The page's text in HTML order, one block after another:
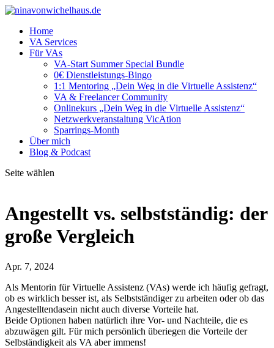
Home
VA Services
Für VAs
VA-Start Summer Special Bundle
0€ Dienstleistungs-Bingo
1:1 Mentoring „Dein Weg in die Virtuelle Assistenz“
VA & Freelancer Community
Onlinekurs „Dein Weg in die Virtuelle Assistenz“
Netzwerkveranstaltung VicAtion
Sparrings-Month
Über mich
Blog & Podcast
Seite wählen
Angestellt vs. selbstständig: der
große Vergleich
Apr. 7, 2024
Als Mentorin für Virtuelle Assistenz (VAs) werde ich häufig gefragt,
ob es wirklich besser ist, als Selbstständiger zu arbeiten oder ob das
Angestelltendasein nicht auch diverse Vorteile hat.
Beide Optionen haben natürlich ihre Vor- und Nachteile, die es
abzuwägen gilt. Für mich persönlich überiegen die Vorteile der
Selbständigkeit als VA aber immens!